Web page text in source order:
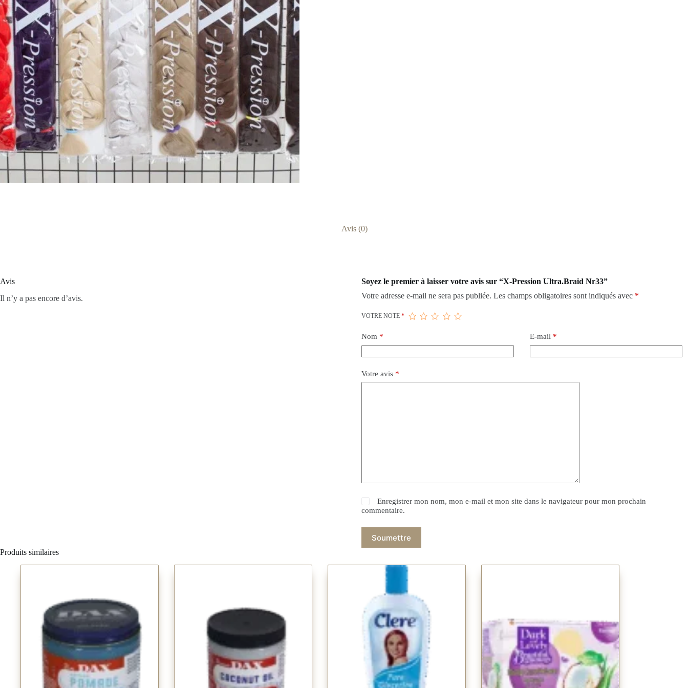
Avis (0)
Avis
Il n’y a pas encore d’avis.
Soyez le premier à laisser votre avis sur “X-Pression Ultra.Braid Nr33”
Votre adresse e-mail ne sera pas publiée. Les champs obligatoires sont indiqués avec *
VOTRE NOTE *
Nom * E-mail *
Votre avis *
Enregistrer mon nom, mon e-mail et mon site dans le navigateur pour mon prochain
commentaire.
Soumettre
Produits similaires